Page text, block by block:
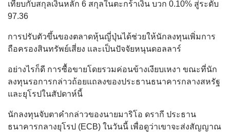
เทียบกับสกุลเงินหลัก 6 สกุลในตะกร้าเงิน บวก 0.10% สู่ระดับ
97.36
การปรับตัวขึ้นของตลาดหุ้นญี่ปุ่นได้ช่วยให้นักลงทุนเพิ่มการ
ถือครองสินทรัพย์เสี่ยง และเป็นปัจจัยหนุนดอลลาร์
อย่างไรก็ดี การซื้อขายโดยรวมค่อนข้างเงียบเหงา ขณะที่นัก
ลงทุนรอการกล่าวถ้อยแถลงของประธานธนาคารกลางสหรัฐ
และยุโรปในสัปดาห์นี้
นักลงทุนจับตาคำกล่าวของนายมาริโอ ดรากี ประธาน
ธนาคารกลางยุโรป (ECB) ในวันนี้ เพื่อดูว่าเขาจะส่งสัญญาณ